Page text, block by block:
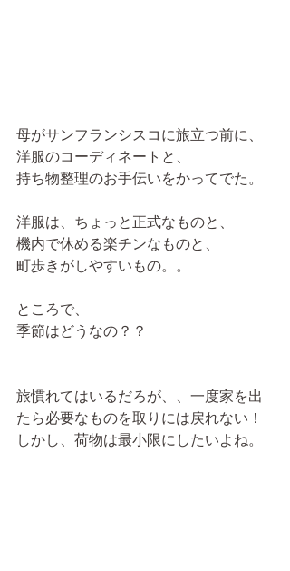
母がサンフランシスコに旅立つ前に、
洋服のコーディネートと、
持ち物整理のお手伝いをかってでた。
洋服は、ちょっと正式なものと、
機内で休める楽チンなものと、
町歩きがしやすいもの。。
ところで、
季節はどうなの？？
旅慣れてはいるだろが、、一度家を出
たら必要なものを取りには戻れない！
しかし、荷物は最小限にしたいよね。